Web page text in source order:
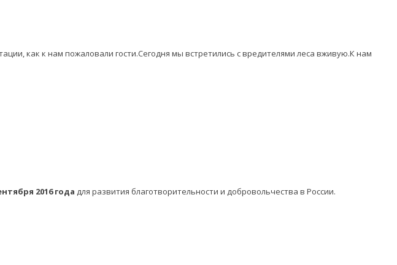
как к нам пожаловали гости.Сегодня мы встретились с вредителями леса вживую.К нам
2016 года для развития благотворительности и добровольчества в России.